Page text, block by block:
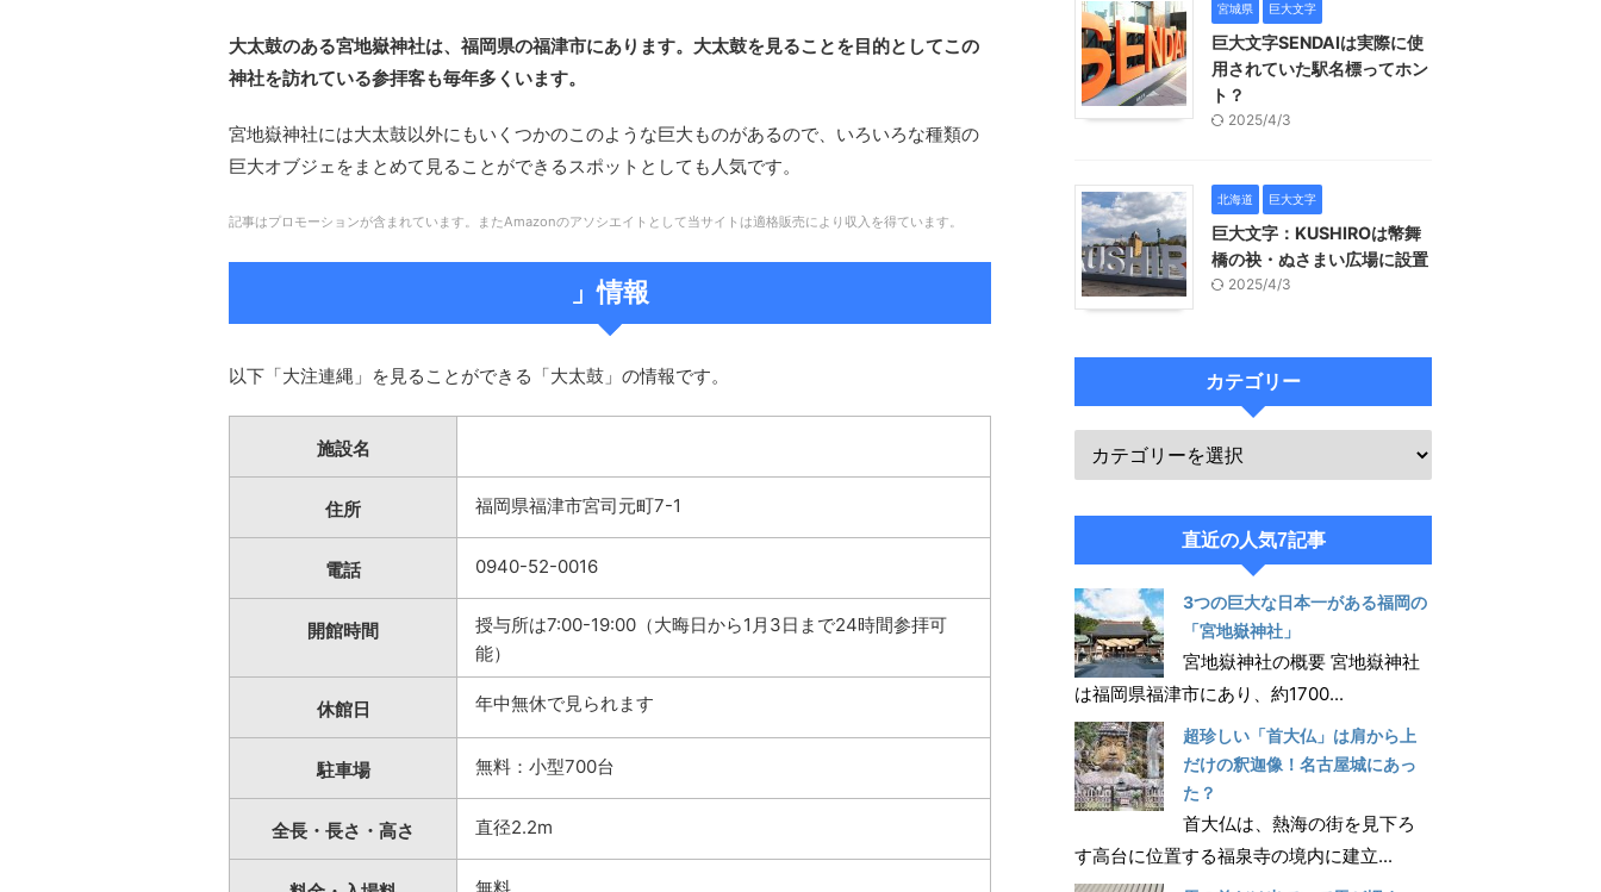
大太鼓のある宮地嶽神社は、福岡県の福津市にあります。大太鼓を見ることを目的としてこの
神社を訪れている参拝客も毎年多くいます。
宮地嶽神社には大太鼓以外にもいくつかのこのような巨大ものがあるので、いろいろな種類の
巨大オブジェをまとめて見ることができるスポットとしても人気です。
記事はプロモーションが含まれています。またAmazonのアソシエイトとして当サイトは適格販売により収入を得ています。
」情報
以下「大注連縄」を見ることができる「大太鼓」の情報です。
施設名
住所 福岡県福津市宮司元町7-1
電話 0940-52-0016
開館時間
授与所は7:00-19:00（大晦日から1月3日まで24時間参拝可
能）
休館日 年中無休で見られます
駐車場 無料：小型700台
全長・長さ・高さ 直径2.2m
宮城県 巨大文字
巨大文字SENDAIは実際に使
用されていた駅名標ってホン
ト？
2025/4/3
北海道 巨大文字
巨大文字：KUSHIROは幣舞
橋の袂・ぬさまい広場に設置
2025/4/3
カテゴリー
直近の人気7記事
3つの巨大な日本一がある福岡の
「宮地嶽神社」
宮地嶽神社の概要 宮地嶽神社
は福岡県福津市にあり、約1700...
超珍しい「首大仏」は肩から上
だけの釈迦像！名古屋城にあっ
た？
首大仏は、熱海の街を見下ろ
す高台に位置する福泉寺の境内に建立...